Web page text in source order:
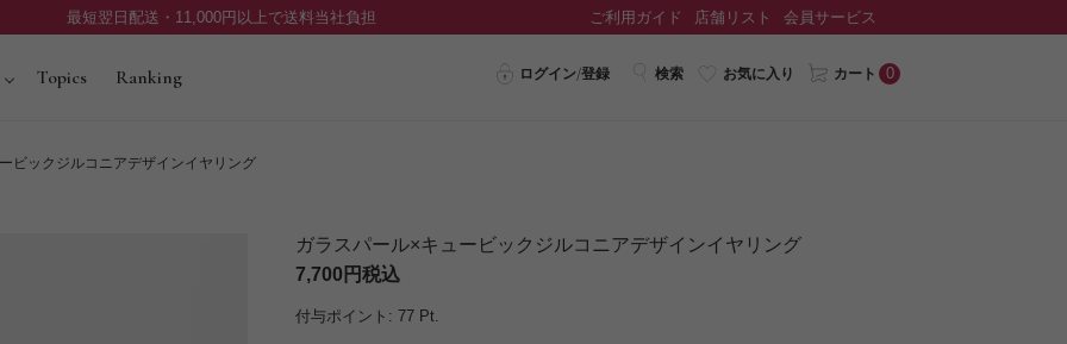
最短翌日配送・11,000円以上で送料当社負担 ご利用ガイド 店舗リスト 会員サービス
Topics Ranking ログイン/登録 検索 お気に入り カート 0
ビックジルコニアデザインイヤリング
ガラスパール×キュービックジルコニアデザインイヤリング
7,700
税込
付与ポイント: 77 Pt.